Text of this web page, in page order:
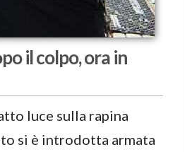
il colpo, ora in
luce sulla rapina
si è introdotta armata